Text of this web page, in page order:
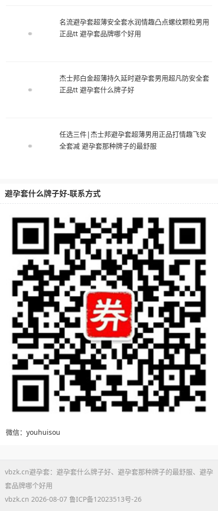
名流避孕套超薄安全套水润情趣凸点螺纹颗粒男用
正品tt 避孕套品牌哪个好用
杰士邦白金超薄持久延时避孕套男用超凡防安全套
正品tt 避孕套什么牌子好
任选三件|杰士邦避孕套超薄男用正品打情趣飞安
全套减 避孕套那种牌子的最舒服
避孕套什么牌子好-联系方式
微信：youhuisou
vbzk.cn避孕套： 避孕套什么牌子好、 避孕套那种牌子的最舒服、 避孕
套品牌哪个好用
vbzk.cn 2026-08-07 鲁ICP备12023513号-26